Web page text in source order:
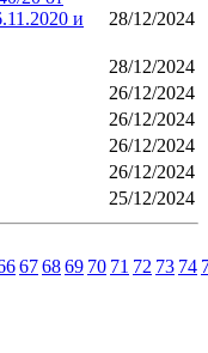
и
28/12/2024
28/12/2024
26/12/2024
26/12/2024
26/12/2024
26/12/2024
25/12/2024
676869 70 71 72 73 74